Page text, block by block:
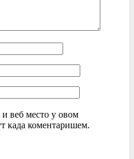
веб место у овом
када коментаришем.